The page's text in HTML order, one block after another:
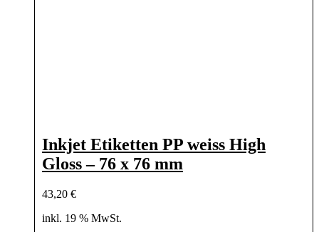
Inkjet Etiketten PP weiss High
Gloss – 76 x 76 mm
43,20 €
inkl. 19 % MwSt.